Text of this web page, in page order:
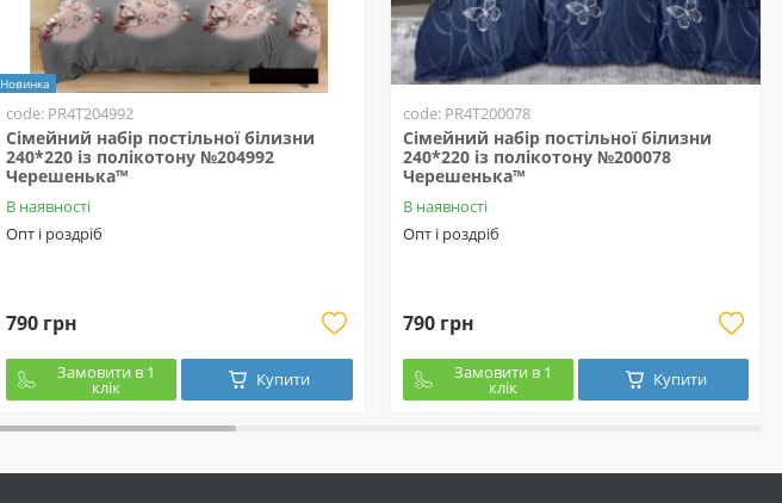
Новинка
code: PR4T204992
Сімейний набір постільної білизни
240*220 із полікотону №204992
Черешенька™
В наявності
Опт і роздріб
790 грн
Замовити в 1
клік Купити
code: PR4T200078
Сімейний набір постільної білизни
240*220 із полікотону №200078
Черешенька™
В наявності
Опт і роздріб
790 грн
Замовити в 1
клік Купити